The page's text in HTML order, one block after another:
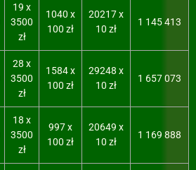
19 x
3500
zł
1040 x
100 zł
20217 x
10 zł
1 145 413
28 x
3500
zł
1584 x
100 zł
29248 x
10 zł
1 657 073
18 x
3500
zł
997 x
100 zł
20649 x
10 zł
1 169 888